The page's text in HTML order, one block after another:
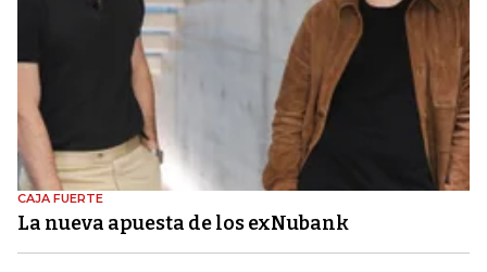
CAJA FUERTE
La nueva apuesta de los exNubank